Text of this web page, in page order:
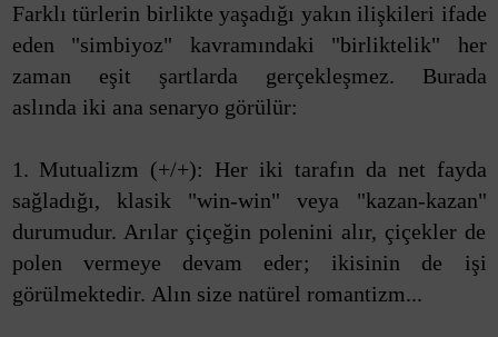
Farklı türlerin birlikte yaşadığı yakın ilişkileri ifade
eden "simbiyoz" kavramındaki "birliktelik" her
zaman eşit şartlarda gerçekleşmez. Burada
aslında iki ana senaryo görülür:
1. Mutualizm (+/+): Her iki tarafın da net fayda
sağladığı, klasik "win-win" veya "kazan-kazan"
durumudur. Arılar çiçeğin polenini alır, çiçekler de
polen vermeye devam eder; ikisinin de işi
görülmektedir. Alın size natürel romantizm...